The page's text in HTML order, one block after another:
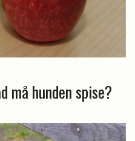
må hunden spise?